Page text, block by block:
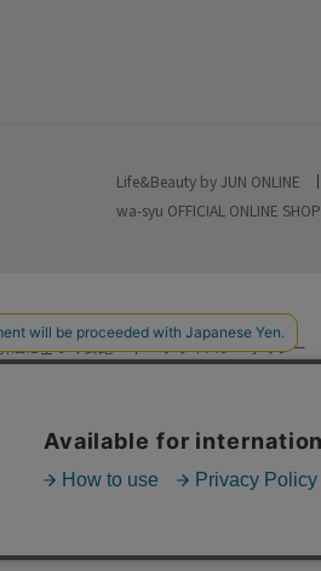
Life&Beauty by JUN ONLINE
wa-syu OFFICIAL ONLINE SHOP
法に基づく表記 プライバシーポリシー